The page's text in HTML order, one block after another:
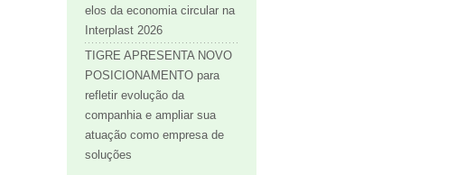
elos da economia circular na
Interplast 2026
TIGRE APRESENTA NOVO
POSICIONAMENTO para
refletir evolução da
companhia e ampliar sua
atuação como empresa de
soluções